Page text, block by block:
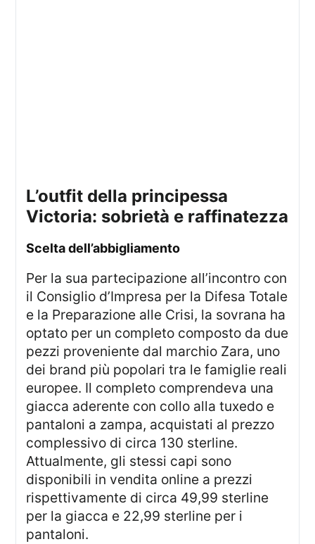
l’outfit della principessa
Victoria: sobrietà e raffinatezza
scelta dell’abbigliamento
Per la sua partecipazione all’incontro con
il Consiglio d’Impresa per la Difesa Totale
e la Preparazione alle Crisi, la sovrana ha
optato per un completo composto da due
pezzi proveniente dal marchio Zara, uno
dei brand più popolari tra le famiglie reali
europee. Il completo comprendeva una
giacca aderente con collo alla tuxedo e
pantaloni a zampa, acquistati al prezzo
complessivo di circa 130 sterline.
Attualmente, gli stessi capi sono
disponibili in vendita online a prezzi
rispettivamente di circa 49,99 sterline
per la giacca e 22,99 sterline per i
pantaloni.